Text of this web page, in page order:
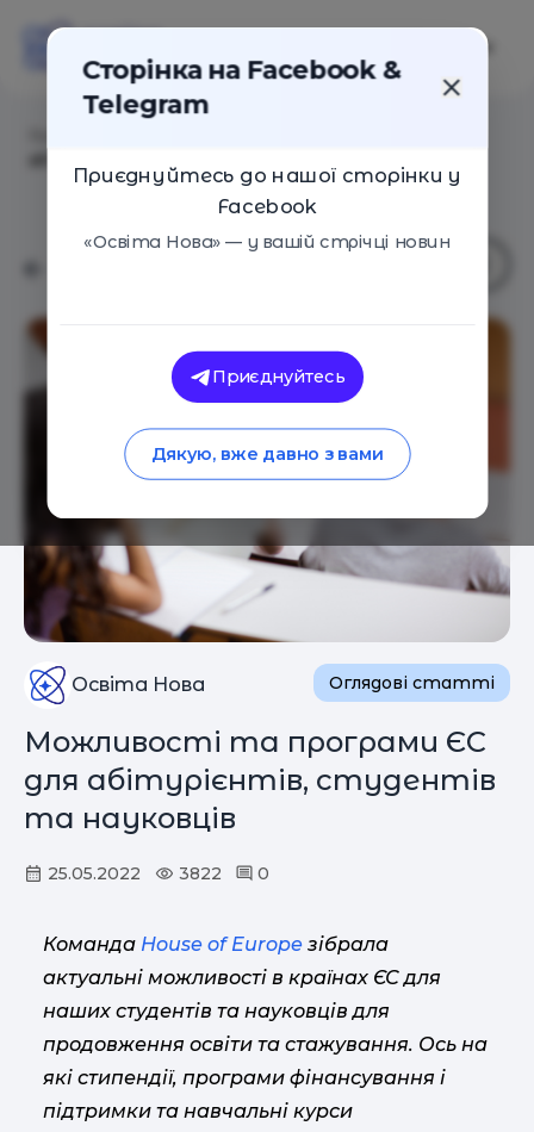
Освіта Нова Оглядові статті
Можливості та програми ЄС
для абітурієнтів, студентів
та науковців
25.05.2022 3822 0
Команда House of Europe зібрала
актуальні можливості в країнах ЄС для
наших студентів та науковців для
продовження освіти та стажування. Ось на
які стипендії, програми фінансування і
підтримки та навчальні курси
Сторінка на Facebook &
Telegram
Приєднуйтесь до нашої сторінки у
Facebook
«Освіта Нова» — у вашій стрічці новин
Приєднуйтесь
Дякую, вже давно з вами